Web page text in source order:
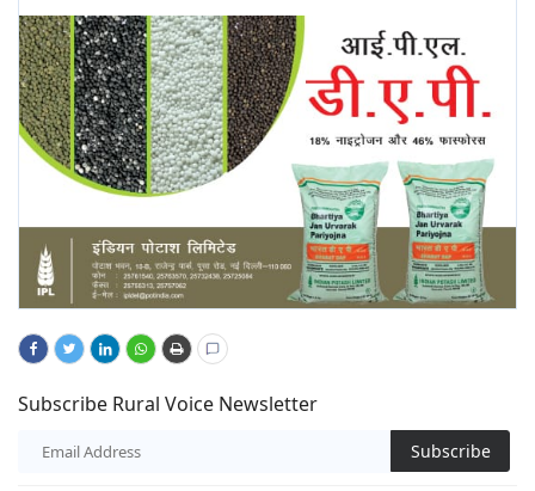
Subscribe Rural Voice Newsletter
Subscribe